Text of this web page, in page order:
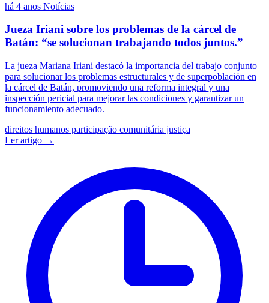
há 4 anos Notícias
Jueza Iriani sobre los problemas de la cárcel de
Batán: “se solucionan trabajando todos juntos.”
La jueza Mariana Iriani destacó la importancia del trabajo conjunto
para solucionar los problemas estructurales y de superpoblación en
la cárcel de Batán, promoviendo una reforma integral y una
inspección pericial para mejorar las condiciones y garantizar un
funcionamiento adecuado.
direitos humanos participação comunitária justiça
Ler artigo →